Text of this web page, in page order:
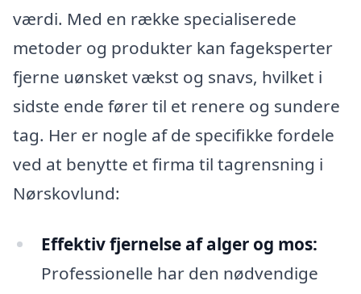
værdi. Med en række specialiserede
metoder og produkter kan fageksperter
fjerne uønsket vækst og snavs, hvilket i
sidste ende fører til et renere og sundere
tag. Her er nogle af de specifikke fordele
ved at benytte et firma til tagrensning i
Nørskovlund:
Effektiv fjernelse af alger og mos:
Professionelle har den nødvendige